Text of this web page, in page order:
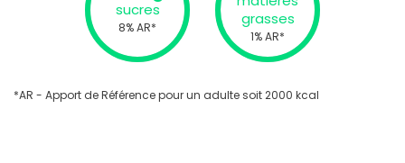
sucres
8% AR*
grasses
1% AR*
*AR - Apport de Référence pour un adulte soit 2000 kcal